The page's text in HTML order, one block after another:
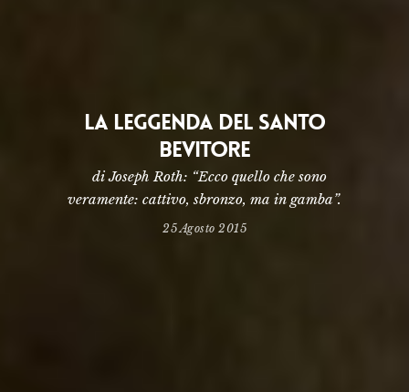
LA LEGGENDA DEL SANTO
BEVITORE
di Joseph Roth: “Ecco quello che sono
veramente: cattivo, sbronzo, ma in gamba”.
25 Agosto 2015